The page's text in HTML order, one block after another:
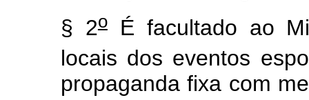
§ 2oÉ facultado ao
locais dos eventos
propaganda fixa com